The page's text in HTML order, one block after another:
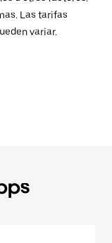
Las tarifas
variar.